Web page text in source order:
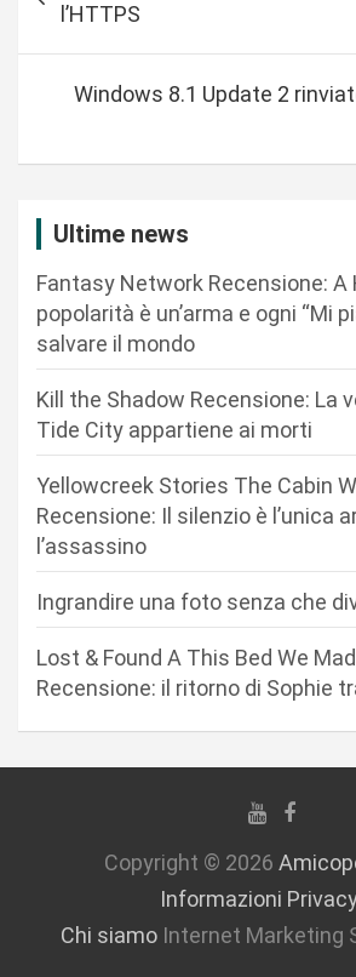
a
l’HTTPS
Windows 8.1 Update 2
Ultime news
Fantasy Network Recensione: A
popolarità è un’arma e ogni “Mi
salvare il mondo
Kill the Shadow Recensione: La
Tide City appartiene ai morti
Yellowcreek Stories The Cabin
Recensione: Il silenzio è l’unica
l’assassino
Ingrandire una foto senza che
Lost & Found A This Bed We
Recensione: il ritorno di Sophie
Copyright © 2026
Informazioni
Chi siamoInternet Marketing